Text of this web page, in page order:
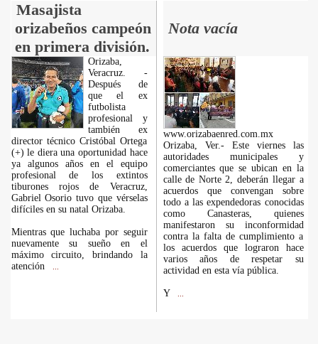
Masajista
orizabeños campeón
en primera división.
Nota vacía
Orizaba,
Veracruz. -
Después de
que el ex
futbolista
profesional y
también ex
director técnico Cristóbal Ortega
(+) le diera una oportunidad hace
ya algunos años en el equipo
profesional de los extintos
tiburones rojos de Veracruz,
Gabriel Osorio tuvo que vérselas
difíciles en su natal Orizaba.
Mientras que luchaba por seguir
nuevamente su sueño en el
máximo circuito, brindando la
atención
www.orizabaenred.com.mx
Orizaba, Ver.- Este viernes las
autoridades municipales y
comerciantes que se ubican en la
calle de Norte 2, deberán llegar a
acuerdos que convengan sobre
todo a las expendedoras conocidas
como Canasteras, quienes
manifestaron su inconformidad
contra la falta de cumplimiento a
los acuerdos que lograron hace
varios años de respetar su
actividad en esta vía pública.
Y